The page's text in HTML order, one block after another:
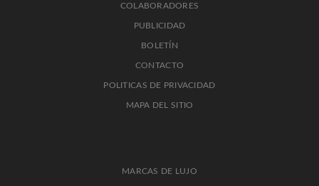
COLABORADORES
PUBLICIDAD
BOLETÍN
CONTACTO
POLITICAS DE PRIVACIDAD
MAPA DEL SITIO
MARCAS DE LUJO